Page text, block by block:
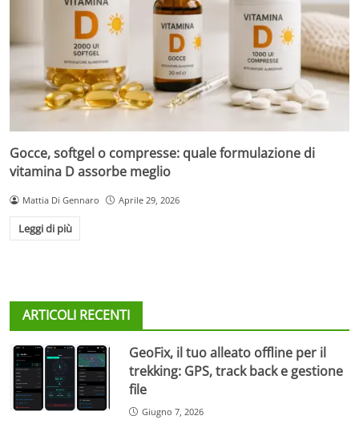
Gocce, softgel o compresse: quale formulazione di
vitamina D assorbe meglio
Mattia Di Gennaro Aprile 29, 2026
Leggi di più
ARTICOLI RECENTI
GeoFix, il tuo alleato offline per il
trekking: GPS, track back e gestione
file
Giugno 7, 2026